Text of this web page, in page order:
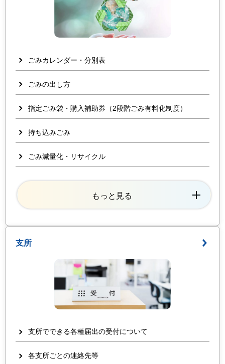
ごみカレンダー・分別表
ごみの出し方
指定ごみ袋・購入補助券（2段階ごみ有料化制度）
持ち込みごみ
ごみ減量化・リサイクル
もっと見る
支所
支所でできる各種届出の受付について
各支所ごとの連絡先等